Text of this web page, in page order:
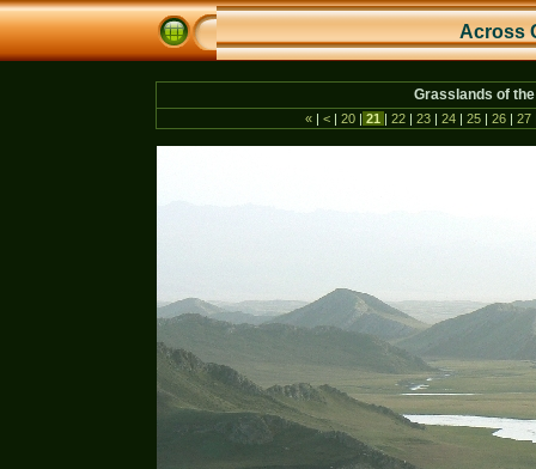
Across
Grasslands of
« | < | 20 | 21 | 22 | 23 | 24 | 25 | 26 | 27